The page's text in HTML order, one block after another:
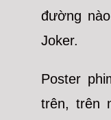
đường
Joker.
Poster
trên, trên